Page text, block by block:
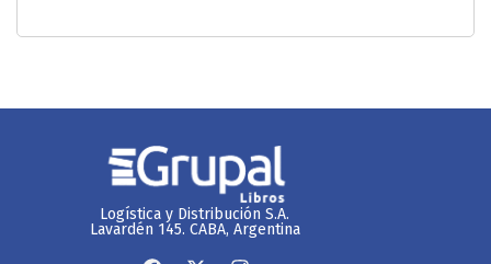
Logística y Distribución S.A.
Lavardén 145. CABA, Argentina